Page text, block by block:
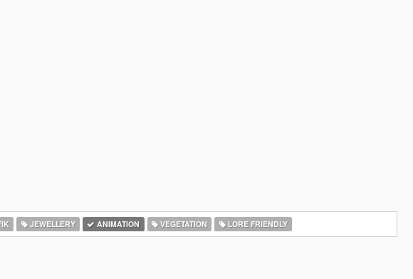
JEWELLERY ANIMATION VEGETATION LORE FRIENDLY